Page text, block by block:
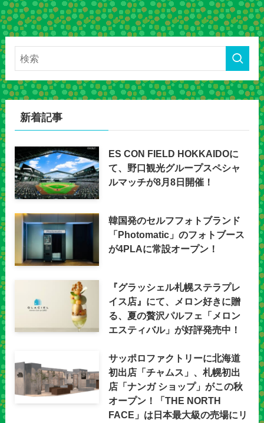
新着記事
ES CON FIELD HOKKAIDOに
て、野口観光グループスペシャ
ルマッチが8月8日開催！
韓国発のセルフフォトブランド
「Photomatic」のフォトブース
が4PLAに常設オープン！
『グラッシェル札幌ステラプレ
イス店』にて、メロン好きに贈
る、夏の贅沢パルフェ「メロン
エスティバル」が好評発売中！
サッポロファクトリーに北海道
初出店「チャムス」、札幌初出
店「ナンガ ショップ」がこの秋
オープン！「THE NORTH
FACE」は日本最大級の売場にリ